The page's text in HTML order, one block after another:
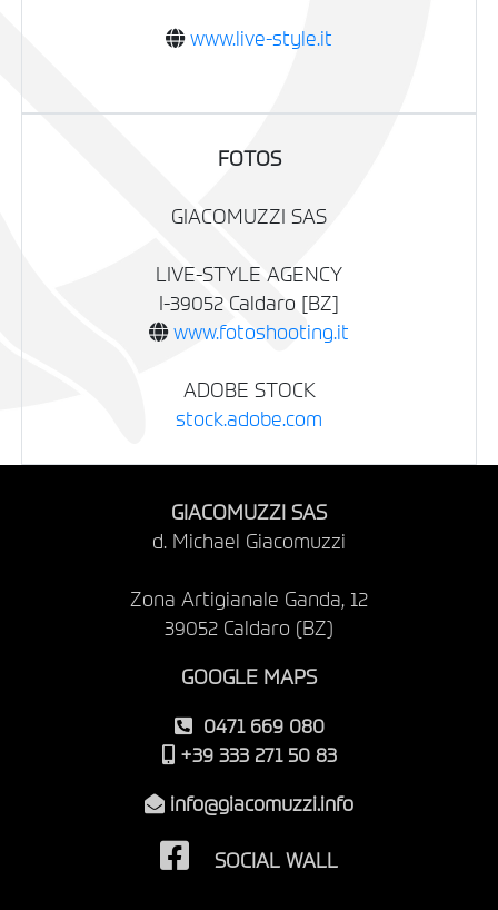
www.live-style.it
FOTOS
GIACOMUZZI SAS
LIVE-STYLE AGENCY
I-39052 Caldaro [BZ]
www.fotoshooting.it
ADOBE STOCK
stock.adobe.com
GIACOMUZZI SAS
d. Michael Giacomuzzi
Zona Artigianale Ganda, 12
39052 Caldaro (BZ)
GOOGLE MAPS
0471 669 080
+39 333 271 50 83
info@giacomuzzi.info
SOCIAL WALL